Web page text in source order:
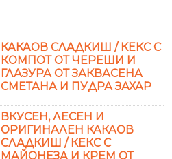
КАКАОВ СЛАДКИШ / КЕКС С
КОМПОТ ОТ ЧЕРЕШИ И
ГЛАЗУРА ОТ ЗАКВАСЕНА
СМЕТАНА И ПУДРА ЗАХАР
ВКУСЕН, ЛЕСЕН И
ОРИГИНАЛЕН КАКАОВ
СЛАДКИШ / КЕКС С
МАЙОНЕЗА И КРЕМ ОТ